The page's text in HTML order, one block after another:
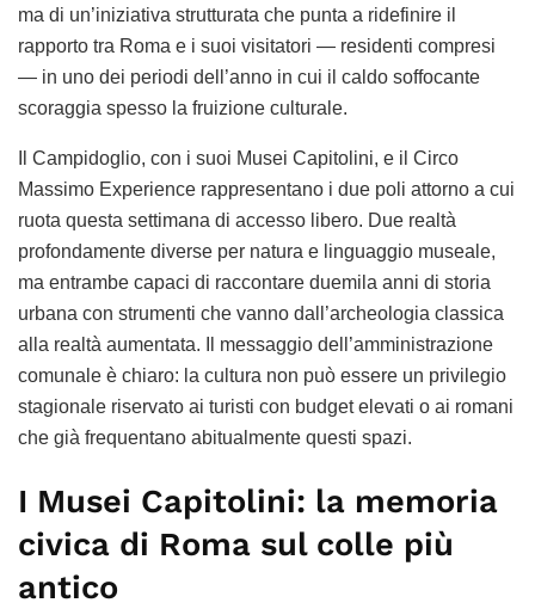
ma di un’iniziativa strutturata che punta a ridefinire il
rapporto tra Roma e i suoi visitatori — residenti compresi
— in uno dei periodi dell’anno in cui il caldo soffocante
scoraggia spesso la fruizione culturale.
Il Campidoglio, con i suoi Musei Capitolini, e il Circo
Massimo Experience rappresentano i due poli attorno a cui
ruota questa settimana di accesso libero. Due realtà
profondamente diverse per natura e linguaggio museale,
ma entrambe capaci di raccontare duemila anni di storia
urbana con strumenti che vanno dall’archeologia classica
alla realtà aumentata. Il messaggio dell’amministrazione
comunale è chiaro: la cultura non può essere un privilegio
stagionale riservato ai turisti con budget elevati o ai romani
che già frequentano abitualmente questi spazi.
I Musei Capitolini: la memoria
civica di Roma sul colle più
antico